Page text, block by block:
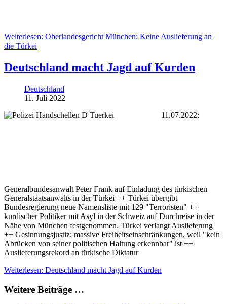
Weiterlesen: Oberlandesgericht München: Keine Auslieferung an
die Türkei
Deutschland macht Jagd auf Kurden
Deutschland
11. Juli 2022
11.07.2022:
Generalbundesanwalt Peter Frank auf Einladung des türkischen
Generalstaatsanwalts in der Türkei ++ Türkei übergibt
Bundesregierung neue Namensliste mit 129 "Terroristen" ++
kurdischer Politiker mit Asyl in der Schweiz auf Durchreise in der
Nähe von München festgenommen. Türkei verlangt Auslieferung
++ Gesinnungsjustiz: massive Freiheitseinschränkungen, weil "kein
Abrücken von seiner politischen Haltung erkennbar" ist ++
Auslieferungsrekord an türkische Diktatur
Weiterlesen: Deutschland macht Jagd auf Kurden
Weitere Beiträge …